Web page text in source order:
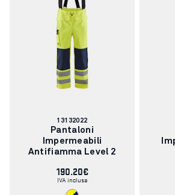
Codice
articolo:
13132022
Pantaloni
Impermeabili
Antifiamma Level 2
190.20€
IVA inclusa